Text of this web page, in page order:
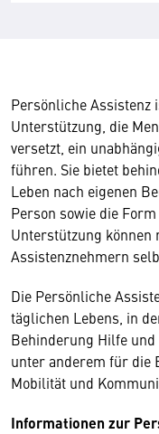
Persönliche Assistenz
Unterstützung, die
versetzt, ein
führen. Sie bietet
Leben nach eigenen
Person sowie die
Unterstützung können
Assistenznehmern
Die Persönliche
täglichen Lebens, in
Behinderung Hilfe
unter anderem für die
Mobilität und
Informationen zur